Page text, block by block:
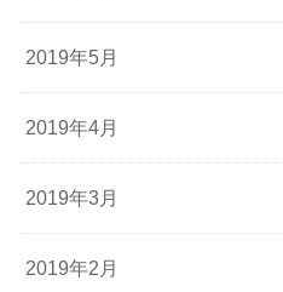
2019年5月
2019年4月
2019年3月
2019年2月